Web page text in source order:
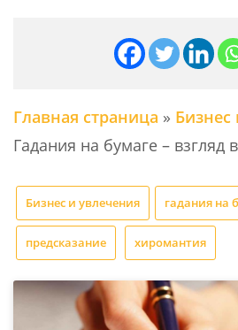
Главная страница » Бизнес
Гадания на бумаге – взгляд
Бизнес и увлечения гадания на
предсказание хиромантия